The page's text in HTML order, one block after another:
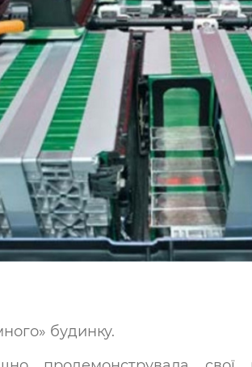
будинку.